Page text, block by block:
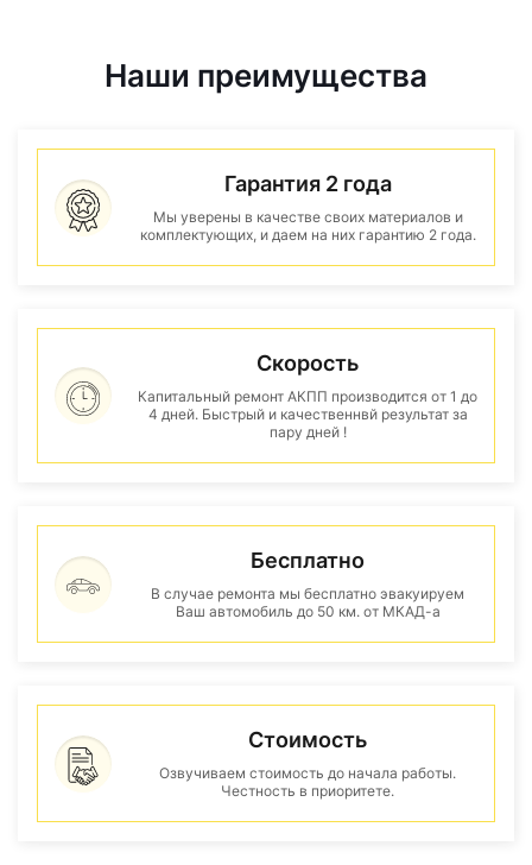
Наши преимущества
Гарантия 2 года
Мы уверены в качестве своих материалов и
комплектующих, и даем на них гарантию 2 года.
Скорость
Капитальный ремонт АКПП производится от 1 до
4 дней. Быстрый и качественнвй результат за
пару дней !
Бесплатно
В случае ремонта мы бесплатно эвакуируем
Ваш автомобиль до 50 км. от МКАД-а
Стоимость
Озвучиваем стоимость до начала работы.
Честность в приоритете.